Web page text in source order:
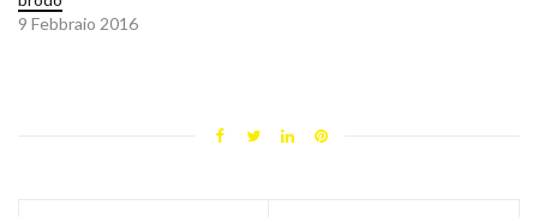
9 Febbraio 2016